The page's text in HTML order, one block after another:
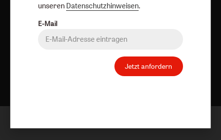
Nach oben
unseren Datenschutzhinweisen.
E-Mail
Jetzt anfordern